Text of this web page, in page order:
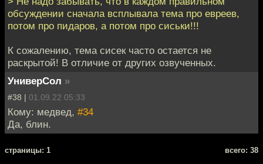
обсуждении сначала всплывала тема про евреев,
потом про пидаров, а потом про сиськи!!!
К сожалению, тема сисек часто остается не
раскрытой! В отличие от других озвученных.
УниверСол »
#38 | 01.09.22 05:33
Кому: медвед, #34
Да, блин.
cтраницы: 1 всего: 38